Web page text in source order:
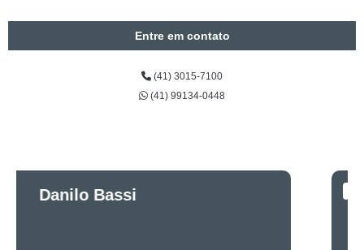
Entre em contato
(41) 3015-7100
(41) 99134-0448